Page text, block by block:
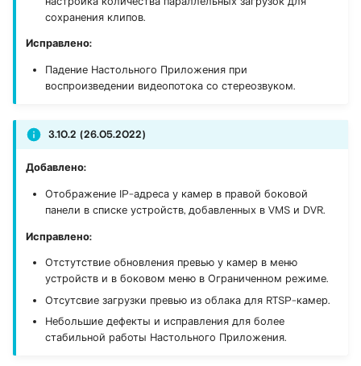
сохранения клипов.
Исправлено:
Падение Настольного Приложения при
воспроизведении видеопотока со стереозвуком.
3.10.2 (26.05.2022)
Добавлено:
Отображение IP-адреса у камер в правой боковой
панели в списке устройств, добавленных в VMS и DVR.
Исправлено:
Отстутствие обновления превью у камер в меню
устройств и в боковом меню в Ограниченном режиме.
Отсутсвие загрузки превью из облака для RTSP-камер.
Небольшие дефекты и исправления для более
стабильной работы Настольного Приложения.